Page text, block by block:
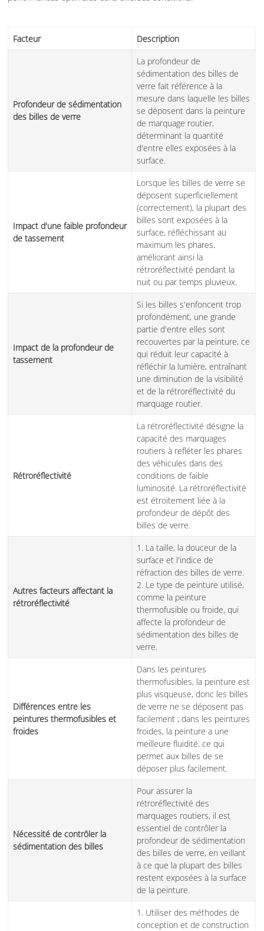
Facteur Description
Profondeur de sédimentation
des billes de verre
La profondeur de
sédimentation des billes de
verre fait référence à la
mesure dans laquelle les billes
se déposent dans la peinture
de marquage routier,
déterminant la quantité
d'entre elles exposées à la
surface.
Impact d'une faible profondeur
de tassement
Lorsque les billes de verre se
déposent superficiellement
(correctement), la plupart des
billes sont exposées à la
surface, réfléchissant au
maximum les phares,
améliorant ainsi la
rétroréflectivité pendant la
nuit ou par temps pluvieux.
Impact de la profondeur de
tassement
Si les billes s'enfoncent trop
profondément, une grande
partie d'entre elles sont
recouvertes par la peinture, ce
qui réduit leur capacité à
réfléchir la lumière, entraînant
une diminution de la visibilité
et de la rétroréflectivité du
marquage routier.
Rétroréflectivité
La rétroréflectivité désigne la
capacité des marquages
routiers à refléter les phares
des véhicules dans des
conditions de faible
luminosité. La rétroréflectivité
est étroitement liée à la
profondeur de dépôt des
billes de verre.
Autres facteurs affectant la
rétroréflectivité
1. La taille, la douceur de la
surface et l'indice de
réfraction des billes de verre.
2. Le type de peinture utilisé,
comme la peinture
thermofusible ou froide, qui
affecte la profondeur de
sédimentation des billes de
verre.
Différences entre les
peintures thermofusibles et
froides
Dans les peintures
thermofusibles, la peinture est
plus visqueuse, donc les billes
de verre ne se déposent pas
facilement ; dans les peintures
froides, la peinture a une
meilleure fluidité, ce qui
permet aux billes de se
déposer plus facilement.
Nécessité de contrôler la
sédimentation des billes
Pour assurer la
rétroréflectivité des
marquages routiers, il est
essentiel de contrôler la
profondeur de sédimentation
des billes de verre, en veillant
à ce que la plupart des billes
restent exposées à la surface
de la peinture.
1. Utiliser des méthodes de
conception et de construction